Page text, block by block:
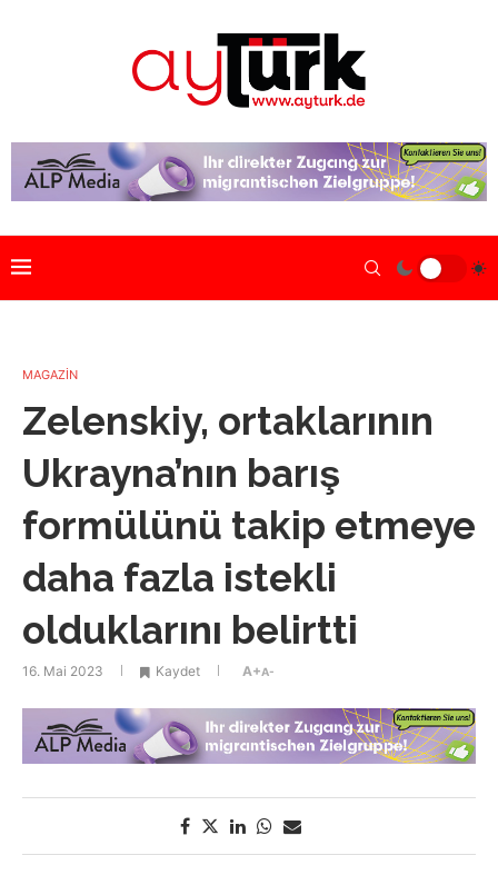
MAGAZİN
Zelenskiy, ortaklarının
Ukrayna’nın barış
formülünü takip etmeye
daha fazla istekli
olduklarını belirtti
16. Mai 2023 Kaydet A+A-